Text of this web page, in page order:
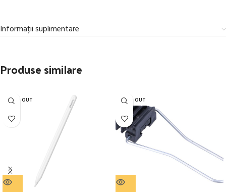
Informații suplimentare
Produse similare
SOLD OUT SOLD OUT